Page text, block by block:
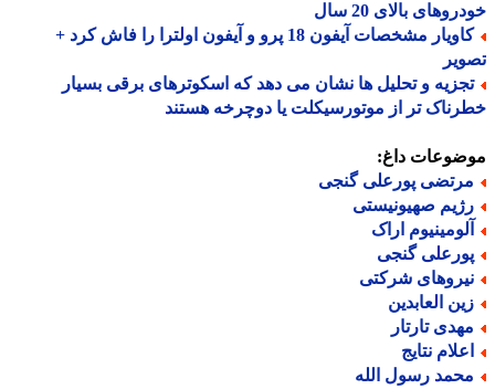
بالای 20 سال
کاویار مشخصات آیفون 18 پرو و آیفون اولترا را فاش کرد +
و تحلیل ها نشان می دهد که اسکوترهای برقی بسیار
تر از موتورسیکلت یا دوچرخه هستند
داغ:
پورعلی گنجی
صهیونیستی
اراک
گنجی
شرکتی
العابدین
تارتار
نتایج
رسول الله